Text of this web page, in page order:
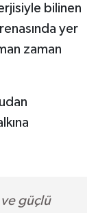
bilinen
yer
zaman
güçlü